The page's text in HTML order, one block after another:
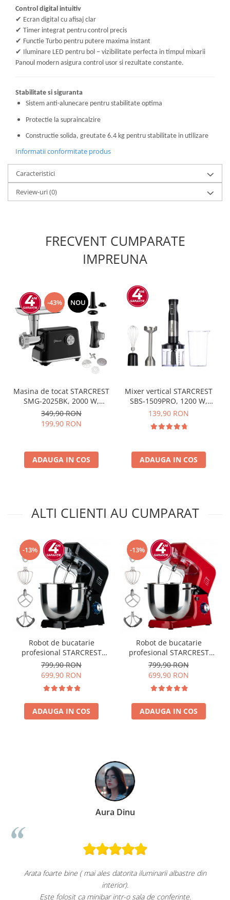
Control digital intuitiv
✔ Ecran digital cu afisaj clar
✔ Timer integrat pentru control precis
✔ Functie Turbo pentru putere maxima instant
✔
Iluminare LED pentru bol – vizibilitate perfecta in timpul mixarii
Panoul modern asigura control usor si rezultate constante.
Stabilitate si siguranta
Sistem anti-alunecare pentru stabilitate optima
Protectie la supraincalzire
Constructie solida, greutate 6.4 kg pentru stabilitate in utilizare
Informatii conformitate produs
Caracteristici
Review-uri(0)
FRECVENT CUMPARATE
IMPREUNA
-43% NOU
Masina de tocat STARCREST
SMG-2025BK, 2000 W,
Accesoriu rosii si carnati, 3
site de taiere, Cutit inox,
349,90 RON
199,90 RON
ADAUGA IN COS
Mixer vertical STARCREST
SBS-1509PRO, 1200 W,
Chopper, Tel, Pahar gradat,
Negru
139,90 RON
ADAUGA IN COS
ALTI CLIENTI AU CUMPARAT
-13%
Robot de bucatarie
profesional STARCREST
SKM-2002BK, 2000 W, Bol
10 L Inox, 5 Accesorii, 6
Viteze + Pulse, Angrenaje
metalice, Negru
799,90 RON
699,90 RON
ADAUGA IN COS
-13%
Robot de bucatarie
profesional STARCREST
SKM-2002RD, 2000 W, Bol
10 L Inox, 5 Accesorii, 6
Viteze + Pulse, Angrenaje
metalice, Rosu
799,90 RON
699,90 RON
ADAUGA IN COS
iluminarii albastre din
de conferinte.
Super!
Răcește foarte bine pe